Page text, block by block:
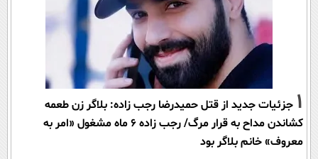
1 جزئیات جدید از قتل حمیدرضا رجب زاده: بلاگر زن طعمه
کشاندن مداح به قرار مرگ/ رجب زاده 6 ماه مشغول «امر به
معروف» خانم بلاگر بود